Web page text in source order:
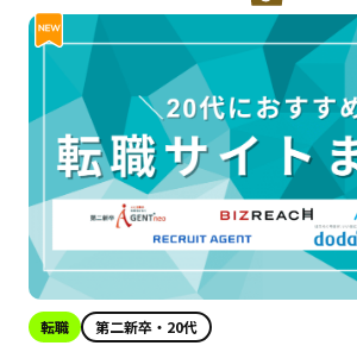
転職 第二新卒・20代